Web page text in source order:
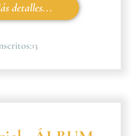
detalles...
13